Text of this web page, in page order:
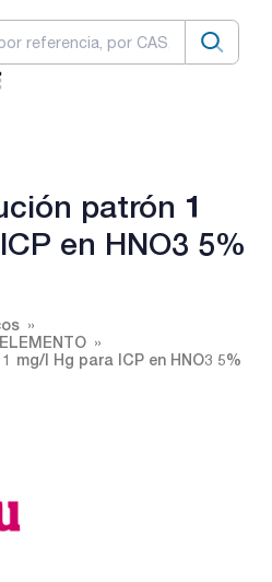
patrón 1
en HNO3 5%
mg/l Hg para ICP en HNO3 5%